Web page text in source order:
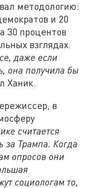
методологию:
и 20
30 процентов
взглядах.
даже если
она получила бы
Ханик.
в
считается
за Трампа. Когда
опросов они
социологам то,